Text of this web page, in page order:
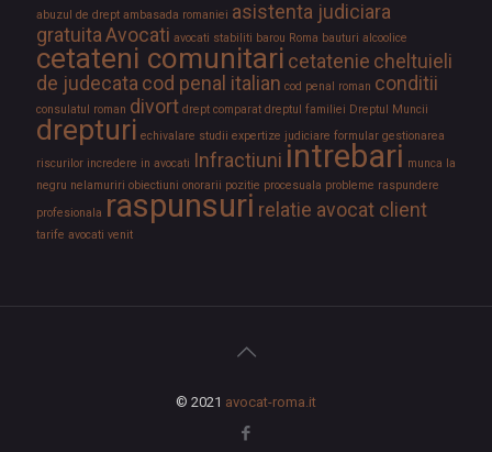
abuzul de drept ambasada romaniei asistenta judiciara
gratuita Avocati avocati stabiliti barou Roma bauturi alcoolice
cetateni comunitari cetatenie cheltuieli
de judecata cod penal italian cod penal roman conditii
consulatul roman divort drept comparat dreptul familiei Dreptul Muncii
drepturi echivalare studii expertize judiciare formular gestionarea
riscurilor incredere in avocati Infractiuni intrebari munca la
negru nelamuriri obiectiuni onorarii pozitie procesuala probleme raspundere
profesionala raspunsuri relatie avocat client
tarife avocati venit
© 2021 avocat-roma.it